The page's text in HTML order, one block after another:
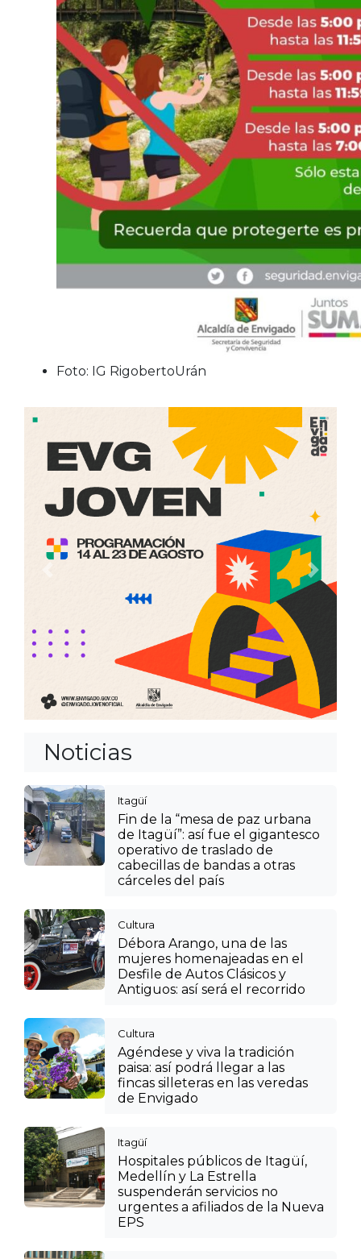
Foto: IG RigobertoUrán
Noticias
Itagüí
Fin de la “mesa de paz urbana
de Itagüí”: así fue el gigantesco
operativo de traslado de
cabecillas de bandas a otras
cárceles del país
Cultura
Débora Arango, una de las
mujeres homenajeadas en el
Desfile de Autos Clásicos y
Antiguos: así será el recorrido
Cultura
Agéndese y viva la tradición
paisa: así podrá llegar a las
fincas silleteras en las veredas
de Envigado
Itagüí
Hospitales públicos de Itagüí,
Medellín y La Estrella
suspenderán servicios no
urgentes a afiliados de la Nueva
EPS